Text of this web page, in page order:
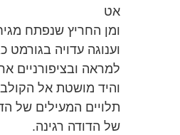
אט
ומן החריץ שנפתח
וענוגה עדויה
למראה ובציפורניים
והיד מושטת אל
תלויים המעילים של
של הדודה רגינה.